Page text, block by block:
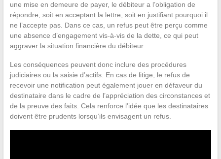
une mise en demeure de payer, le débiteur a l’obligation de
répondre, soit en acceptant la lettre, soit en justifiant pourquoi il
ne l’accepte pas. Dans ce cas, un refus peut être perçu comme
une absence d’engagement vis-à-vis de la dette, ce qui peut
aggraver la situation financière du débiteur.
Les conséquences peuvent donc inclure des procédures
judiciaires ou la saisie d’actifs. En cas de litige, le refus de
recevoir une notification peut également jouer en défaveur du
destinataire dans le cadre de l’appréciation des circonstances et
de la preuve des faits. Cela renforce l’idée que les destinataires
doivent être prudents lorsqu’ils envisagent un refus.